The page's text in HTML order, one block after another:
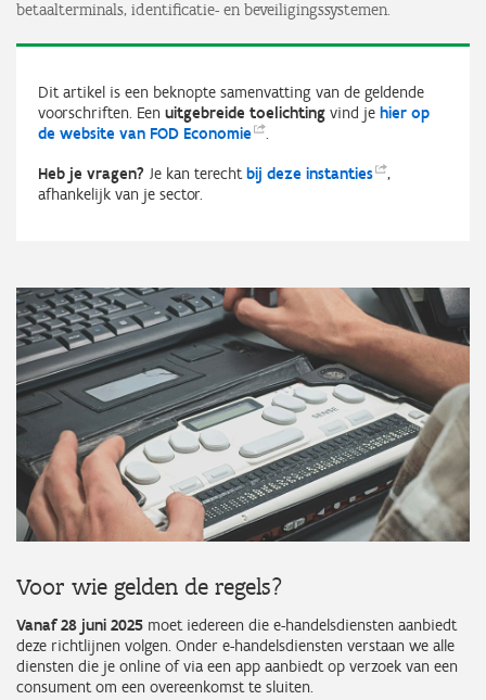
betaalterminals, identificatie- en beveiligingssystemen.
Dit artikel is een beknopte samenvatting van de geldende
voorschriften. Een uitgebreide toelichting vind je hier op
de website van FOD Economie .
Heb je vragen? Je kan terechtbij deze instanties
,
afhankelijk van je sector.
Voor wie gelden de regels?
Vanaf 28 juni 2025 moet iedereen die e-handelsdiensten aanbiedt
deze richtlijnen volgen. Onder e-handelsdiensten verstaan we alle
diensten die je online of via een app aanbiedt op verzoek van een
consument om een overeenkomst te sluiten.